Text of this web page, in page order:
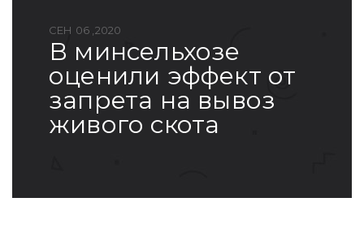
СЕН 06 ,2020
в минсельхозе
оценили эффект от
запрета на вывоз
живого скота